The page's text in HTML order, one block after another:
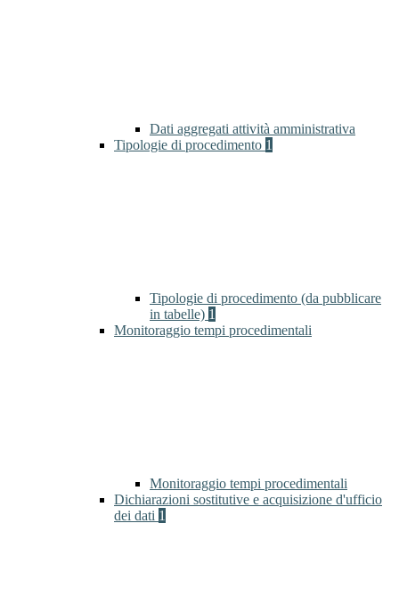
Dati aggregati attività amministrativa
Tipologie di procedimento 1
Tipologie di procedimento (da pubblicare
in tabelle) 1
Monitoraggio tempi procedimentali
Monitoraggio tempi procedimentali
Dichiarazioni sostitutive e acquisizione d'ufficio
dei dati 1